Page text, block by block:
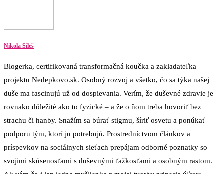
Nikola Síleš
Blogerka, certifikovaná transformačná koučka a zakladateľka
projektu Nedepkovo.sk. Osobný rozvoj a všetko, čo sa týka našej
duše ma fascinujú už od dospievania. Verím, že duševné zdravie je
rovnako dôležité ako to fyzické – a že o ňom treba hovoriť bez
strachu či hanby. Snažím sa búrať stigmu, šíriť osvetu a ponúkať
podporu tým, ktorí ju potrebujú. Prostredníctvom článkov a
príspevkov na sociálnych sieťach prepájam odborné poznatky so
svojimi skúsenosťami s duševnými ťažkosťami a osobným rastom.